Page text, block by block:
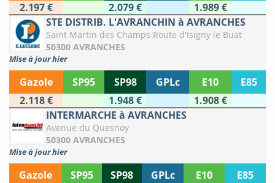
2.197 €
2.079 €
1.989 €
STE DISTRIB. L'AVRANCHIN à AVRANCHES
Saint Martin des Champs Route d'Isigny le Buat
50300 AVRANCHES
Mise à jour hier
Gazole SP95 SP98 GPLc E10
E85
2.118 €
1.948 €
1.908 €
INTERMARCHE à AVRANCHES
Avenue du Quesnoy
50300 AVRANCHES
Mise à jour hier
Gazole SP95 SP98 GPLc E10
E85